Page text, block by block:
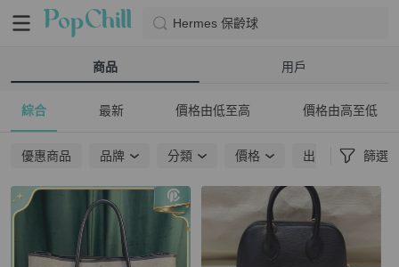
Hermes 保齡球
商品 用戶
綜合 最新 價格由低至高 價格由高至低
優惠商品 品牌 分類 價格 出貨地點 篩選